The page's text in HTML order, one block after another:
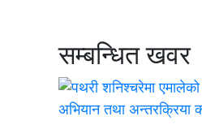
सम्बन्धित खवर